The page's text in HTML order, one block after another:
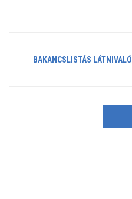
BAKANCSLISTÁS LÁTNIVALÓ